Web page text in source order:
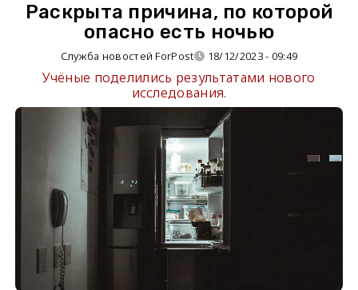
Раскрыта причина, по которой
опасно есть ночью
Служба новостей ForPost 18/12/2023 - 09:49
Учёные поделились результатами нового
исследования.